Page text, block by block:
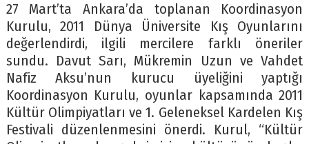
27 Mart’ta Ankara’da toplanan Koordinasyon
Kurulu, 2011 Dünya Üniversite Kış Oyunlarını
değerlendirdi, ilgili mercilere farklı öneriler
sundu. Davut Sarı, Mükremin Uzun ve Vahdet
Nafiz Aksu’nun kurucu üyeliğini yaptığı
Koordinasyon Kurulu, oyunlar kapsamında 2011
Kültür Olimpiyatları ve 1. Geleneksel Kardelen Kış
Festivali düzenlenmesini önerdi. Kurul, “Kültür